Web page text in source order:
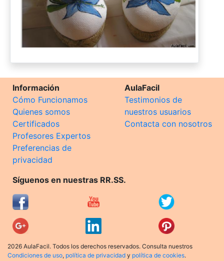
Información
Cómo Funcionamos
Quienes somos
Certificados
Profesores Expertos
Preferencias de
privacidad
AulaFacil
Testimonios de
nuestros usuarios
Contacta con nosotros
Síguenos en nuestras RR.SS.
2026 AulaFacil. Todos los derechos reservados. Consulta nuestros
Condiciones de uso, política de privacidad y política de cookies.